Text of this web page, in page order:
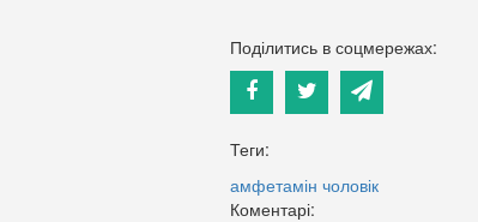
Поділитись в соцмережах:
Теги:
амфетамін чоловік
Коментарі: